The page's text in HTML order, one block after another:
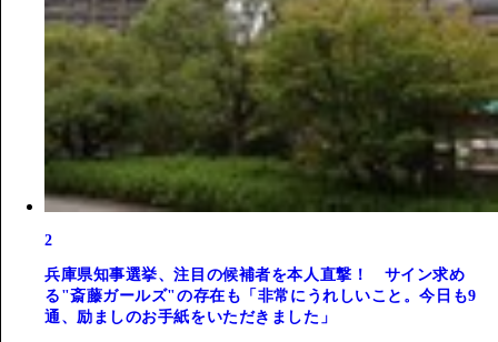
2
兵庫県知事選挙、注目の候補者を本人直撃！ サイン求め
る"斎藤ガールズ"の存在も「非常にうれしいこと。今日も9
通、励ましのお手紙をいただきました」